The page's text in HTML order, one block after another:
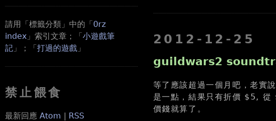
請用「標籤分類」中的「0rz
index 」索引文章；「小遊戲筆
記 」；「打過的遊戲 」
禁止餵食
最新回應 Atom | RSS
2012-12-25
guildwars2
等了應該超過一個月吧，老
是一點，結果只有折價 $5, 從
價錢就算了。